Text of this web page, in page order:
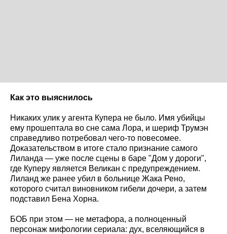
Как это выяснилось
Никаких улик у агента Купера не было. Имя убийцы
ему прошептала во сне сама Лора, и шериф Трумэн
справедливо потребовал чего-то повесомее.
Доказательством в итоге стало признание самого
Лиланда — уже после сцены в баре "Дом у дороги",
где Куперу является Великан с предупреждением.
Лиланд же ранее убил в больнице Жака Рено,
которого считал виновником гибели дочери, а затем
подставил Бена Хорна.
БОБ при этом — не метафора, а полноценный
персонаж мифологии сериала: дух, вселяющийся в